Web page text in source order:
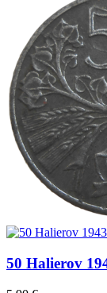
50 Halierov